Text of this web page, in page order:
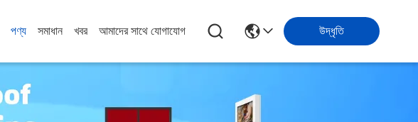
পণ্য সমাধান খবর আমাদের সাথে যোগাযোগ উদ্ধৃতি